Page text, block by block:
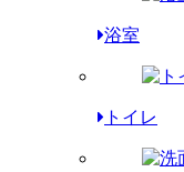
浴室
トイレ